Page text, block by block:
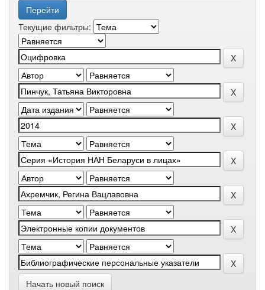
Текущие фильтры:
Начать новый поиск